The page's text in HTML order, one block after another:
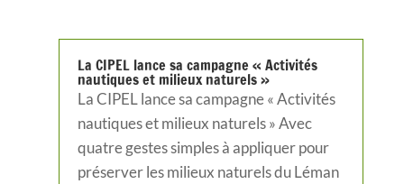
La CIPEL lance sa campagne « Activités
nautiques et milieux naturels »
La CIPEL lance sa campagne « Activités
nautiques et milieux naturels » Avec
quatre gestes simples à appliquer pour
préserver les milieux naturels du Léman